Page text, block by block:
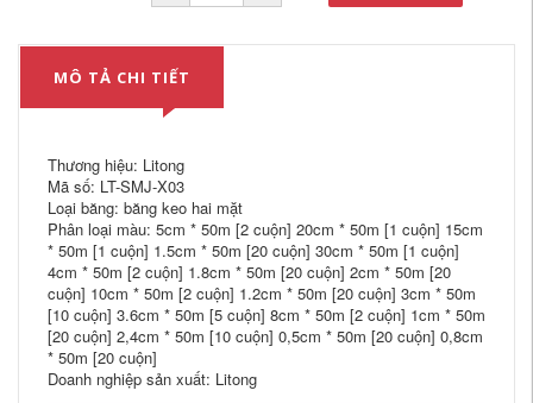
MÔ TẢ CHI TIẾT
Thương hiệu: Litong
Mã số: LT-SMJ-X03
Loại băng: băng keo hai mặt
Phân loại màu: 5cm * 50m [2 cuộn] 20cm * 50m [1 cuộn] 15cm
* 50m [1 cuộn] 1.5cm * 50m [20 cuộn] 30cm * 50m [1 cuộn]
4cm * 50m [2 cuộn] 1.8cm * 50m [20 cuộn] 2cm * 50m [20
cuộn] 10cm * 50m [2 cuộn] 1.2cm * 50m [20 cuộn] 3cm * 50m
[10 cuộn] 3.6cm * 50m [5 cuộn] 8cm * 50m [2 cuộn] 1cm * 50m
[20 cuộn] 2,4cm * 50m [10 cuộn] 0,5cm * 50m [20 cuộn] 0,8cm
* 50m [20 cuộn]
Doanh nghiệp sản xuất: Litong